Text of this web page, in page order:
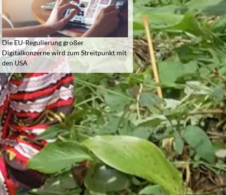
Die EU-Regulierung großer
Digitalkonzerne wird zum Streitpunkt mit
den USA